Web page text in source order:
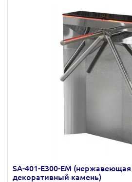
SA-401-Е300-ЕМ (нержавеющая
декоративный камень)